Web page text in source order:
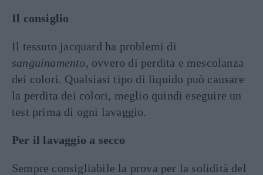
Il consiglio
Il tessuto jacquard ha problemi di
sanguinamento, ovvero di perdita e mescolanza
dei colori. Qualsiasi tipo di liquido può causare
la perdita dei colori, meglio quindi eseguire un
test prima di ogni lavaggio.
Per il lavaggio a secco
Sempre consigliabile la prova per la solidità del